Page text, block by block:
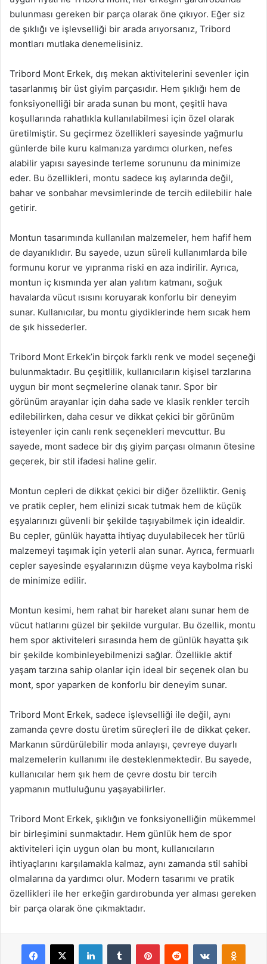
bulunması gereken bir parça olarak öne çıkıyor. Eğer siz
de şıklığı ve işlevselliği bir arada arıyorsanız, Tribord
montları mutlaka denemelisiniz.
Tribord Mont Erkek, dış mekan aktivitelerini sevenler için
tasarlanmış bir üst giyim parçasıdır. Hem şıklığı hem de
fonksiyonelliği bir arada sunan bu mont, çeşitli hava
koşullarında rahatlıkla kullanılabilmesi için özel olarak
üretilmiştir. Su geçirmez özellikleri sayesinde yağmurlu
günlerde bile kuru kalmanıza yardımcı olurken, nefes
alabilir yapısı sayesinde terleme sorununu da minimize
eder. Bu özellikleri, montu sadece kış aylarında değil,
bahar ve sonbahar mevsimlerinde de tercih edilebilir hale
getirir.
Montun tasarımında kullanılan malzemeler, hem hafif hem
de dayanıklıdır. Bu sayede, uzun süreli kullanımlarda bile
formunu korur ve yıpranma riski en aza indirilir. Ayrıca,
montun iç kısmında yer alan yalıtım katmanı, soğuk
havalarda vücut ısısını koruyarak konforlu bir deneyim
sunar. Kullanıcılar, bu montu giydiklerinde hem sıcak hem
de şık hissederler.
Tribord Mont Erkek’in birçok farklı renk ve model seçeneği
bulunmaktadır. Bu çeşitlilik, kullanıcıların kişisel tarzlarına
uygun bir mont seçmelerine olanak tanır. Spor bir
görünüm arayanlar için daha sade ve klasik renkler tercih
edilebilirken, daha cesur ve dikkat çekici bir görünüm
isteyenler için canlı renk seçenekleri mevcuttur. Bu
sayede, mont sadece bir dış giyim parçası olmanın ötesine
geçerek, bir stil ifadesi haline gelir.
Montun cepleri de dikkat çekici bir diğer özelliktir. Geniş
ve pratik cepler, hem elinizi sıcak tutmak hem de küçük
eşyalarınızı güvenli bir şekilde taşıyabilmek için idealdir.
Bu cepler, günlük hayatta ihtiyaç duyulabilecek her türlü
malzemeyi taşımak için yeterli alan sunar. Ayrıca, fermuarlı
cepler sayesinde eşyalarınızın düşme veya kaybolma riski
de minimize edilir.
Montun kesimi, hem rahat bir hareket alanı sunar hem de
vücut hatlarını güzel bir şekilde vurgular. Bu özellik, montu
hem spor aktiviteleri sırasında hem de günlük hayatta şık
bir şekilde kombinleyebilmenizi sağlar. Özellikle aktif
yaşam tarzına sahip olanlar için ideal bir seçenek olan bu
mont, spor yaparken de konforlu bir deneyim sunar.
Tribord Mont Erkek, sadece işlevselliği ile değil, aynı
zamanda çevre dostu üretim süreçleri ile de dikkat çeker.
Markanın sürdürülebilir moda anlayışı, çevreye duyarlı
malzemelerin kullanımı ile desteklenmektedir. Bu sayede,
kullanıcılar hem şık hem de çevre dostu bir tercih
yapmanın mutluluğunu yaşayabilirler.
Tribord Mont Erkek, şıklığın ve fonksiyonelliğin mükemmel
bir birleşimini sunmaktadır. Hem günlük hem de spor
aktiviteleri için uygun olan bu mont, kullanıcıların
ihtiyaçlarını karşılamakla kalmaz, aynı zamanda stil sahibi
olmalarına da yardımcı olur. Modern tasarımı ve pratik
özellikleri ile her erkeğin gardırobunda yer alması gereken
bir parça olarak öne çıkmaktadır.
Facebook
X LinkedInTumblr PinterestReddit VKontakte